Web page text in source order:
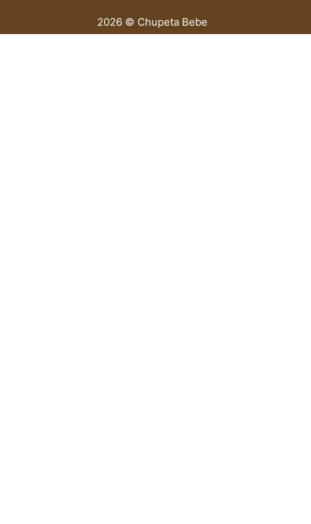
2026 © Chupeta Bebe